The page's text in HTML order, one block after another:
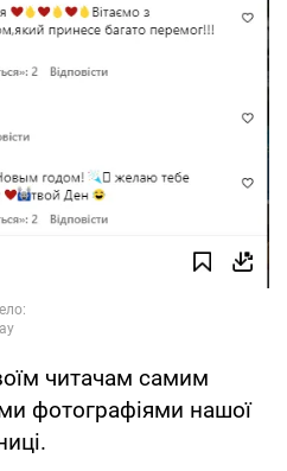
читачам самим
фотографіями нашої